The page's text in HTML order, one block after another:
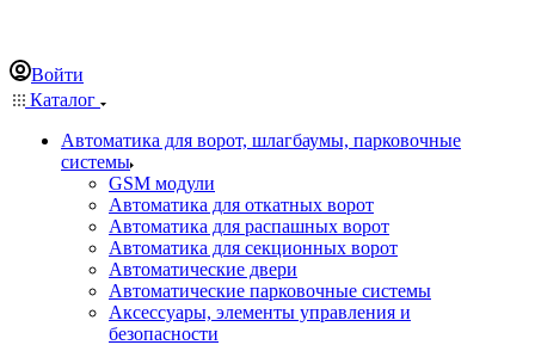
Войти
Каталог
Автоматика для ворот, шлагбаумы, парковочные
системы
GSM модули
Автоматика для откатных ворот
Автоматика для распашных ворот
Автоматика для секционных ворот
Автоматические двери
Автоматические парковочные системы
Аксессуары, элементы управления и
безопасности